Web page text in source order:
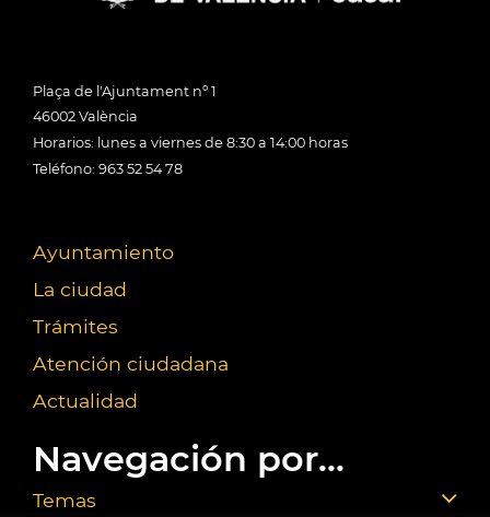
Plaça de l'Ajuntament nº 1
46002 València
Horarios: lunes a viernes de 8:30 a 14:00 horas
Teléfono: 963 52 54 78
Ayuntamiento
La ciudad
Trámites
Atención ciudadana
Actualidad
Navegación por...
Temas